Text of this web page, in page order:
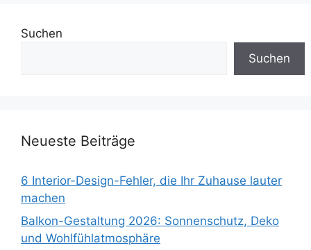
Suchen
Suchen
Neueste Beiträge
6 Interior-Design-Fehler, die Ihr Zuhause lauter
machen
Balkon-Gestaltung 2026: Sonnenschutz, Deko
und Wohlfühlatmosphäre